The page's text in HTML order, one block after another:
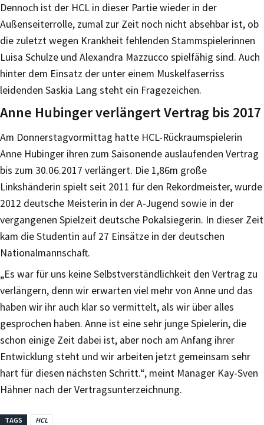
Dennoch ist der HCL in dieser Partie wieder in der
Außenseiterrolle, zumal zur Zeit noch nicht absehbar ist, ob
die zuletzt wegen Krankheit fehlenden Stammspielerinnen
Luisa Schulze und Alexandra Mazzucco spielfähig sind. Auch
hinter dem Einsatz der unter einem Muskelfaserriss
leidenden Saskia Lang steht ein Fragezeichen.
Anne Hubinger verlängert Vertrag bis 2017
Am Donnerstagvormittag hatte HCL-Rückraumspielerin
Anne Hubinger ihren zum Saisonende auslaufenden Vertrag
bis zum 30.06.2017 verlängert. Die 1,86m große
Linkshänderin spielt seit 2011 für den Rekordmeister, wurde
2012 deutsche Meisterin in der A-Jugend sowie in der
vergangenen Spielzeit deutsche Pokalsiegerin. In dieser Zeit
kam die Studentin auf 27 Einsätze in der deutschen
Nationalmannschaft.
„Es war für uns keine Selbstverständlichkeit den Vertrag zu
verlängern, denn wir erwarten viel mehr von Anne und das
haben wir ihr auch klar so vermittelt, als wir über alles
gesprochen haben. Anne ist eine sehr junge Spielerin, die
schon einige Zeit dabei ist, aber noch am Anfang ihrer
Entwicklung steht und wir arbeiten jetzt gemeinsam sehr
hart für diesen nächsten Schritt.“, meint Manager Kay-Sven
Hähner nach der Vertragsunterzeichnung.
TAGS HCL